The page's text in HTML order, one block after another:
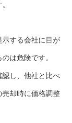
する会社に目が
は危険です。
し、他社と比べ
却時に価格調整